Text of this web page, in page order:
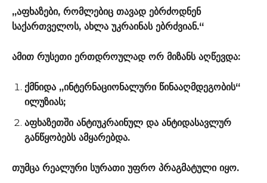
„აფხაზები, რომლებიც თავად ებრძოდნენ
საქართველოს, ახლა უკრაინას ებრძვიან.“
ამით რუსეთი ერთდროულად ორ მიზანს აღწევდა:
ქმნიდა „ინტერნაციონალური წინააღმდეგობის“
ილუზიას;
აფხაზეთში ანტიუკრაინულ და ანტიდასავლურ
განწყობებს ამყარებდა.
თუმცა რეალური სურათი უფრო პრაგმატული იყო.